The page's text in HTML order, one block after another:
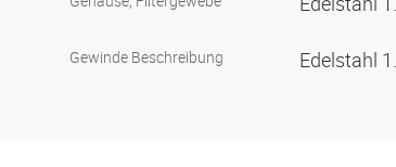
Gewinde Beschreibung Edelstahl